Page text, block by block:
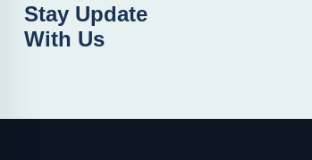
Stay Update
With Us